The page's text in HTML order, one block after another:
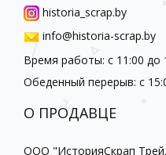
historia_scrap.by
info@historia-scrap.by
Время работы: с 11:00 до
Обеденный перерыв: с
О ПРОДАВЦЕ
ООО "ИсторияСкрап